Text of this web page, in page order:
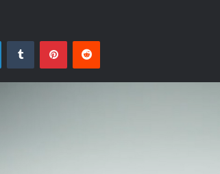
LinkedInTumblr PinterestReddit